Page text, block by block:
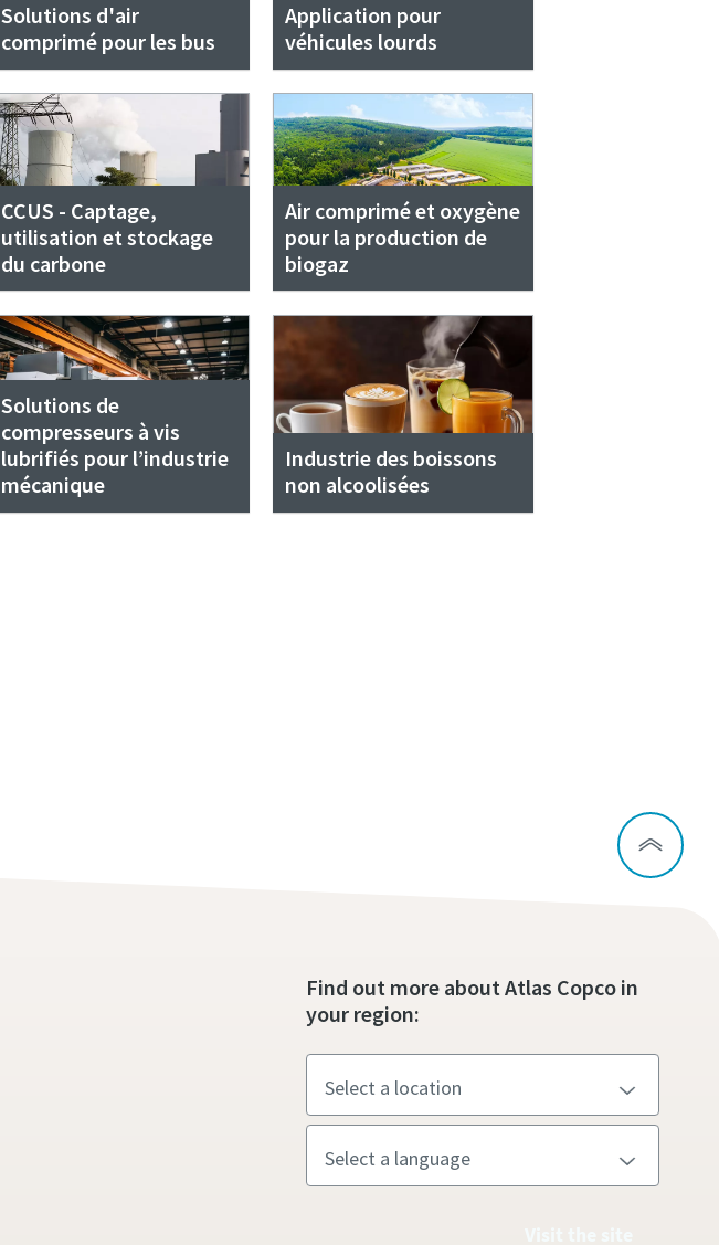
Solutions d'air
comprimé pour les bus
Application pour
véhicules lourds
CCUS - Captage,
utilisation et stockage
du carbone
Air comprimé et oxygène
pour la production de
biogaz
Solutions de
compresseurs à vis
lubrifiés pour l’industrie
mécanique
Industrie des boissons
non alcoolisées
Find out more about Atlas Copco in
your region: